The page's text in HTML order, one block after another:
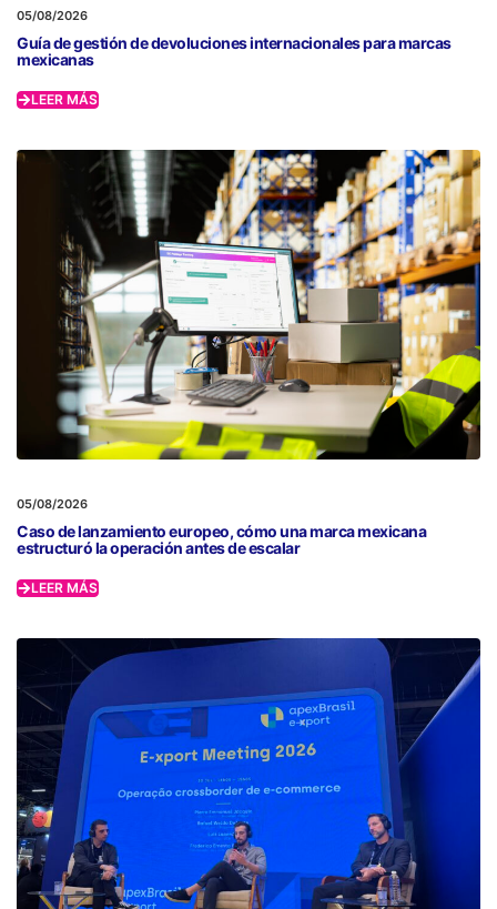
05/08/2026
Guía de gestión de devoluciones internacionales para marcas
mexicanas
LEER MÁS
05/08/2026
Caso de lanzamiento europeo, cómo una marca mexicana
estructuró la operación antes de escalar
LEER MÁS